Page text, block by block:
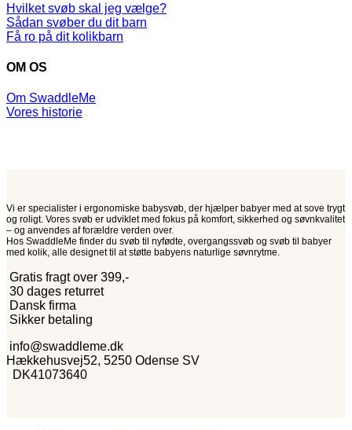
Hvilket svøb skal jeg vælge?
Sådan svøber du dit barn
Få ro på dit kolikbarn
OM OS
Om SwaddleMe
Vores historie
Vi er specialister i ergonomiske babysvøb, der hjælper babyer med at sove trygt
og roligt. Vores svøb er udviklet med fokus på komfort, sikkerhed og søvnkvalitet
– og anvendes af forældre verden over.
Hos SwaddleMe finder du svøb til nyfødte, overgangssvøb og svøb til babyer
med kolik, alle designet til at støtte babyens naturlige søvnrytme.
Gratis fragt over 399,-
30 dages returret
Dansk firma
Sikker betaling
info@swaddleme.dk
Hækkehusvej52, 5250 Odense SV
DK41073640